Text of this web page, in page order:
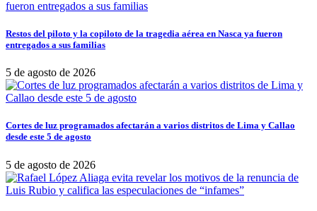
Restos del piloto y la copiloto de la tragedia aérea en Nasca ya fueron
entregados a sus familias
5 de agosto de 2026
Cortes de luz programados afectarán a varios distritos de Lima y Callao
desde este 5 de agosto
5 de agosto de 2026